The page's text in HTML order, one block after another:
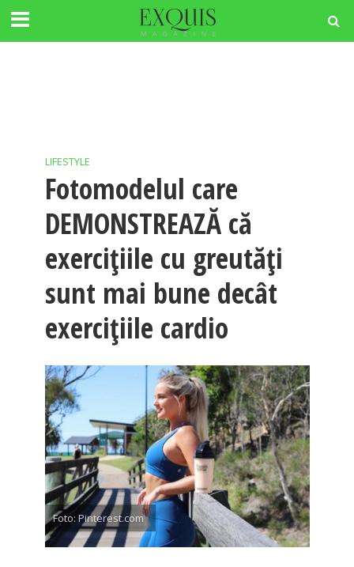
LIFESTYLE
Fotomodelul care
DEMONSTREAZĂ că
exercițiile cu greutăți
sunt mai bune decât
exercițiile cardio
Foto: Pinterest.com